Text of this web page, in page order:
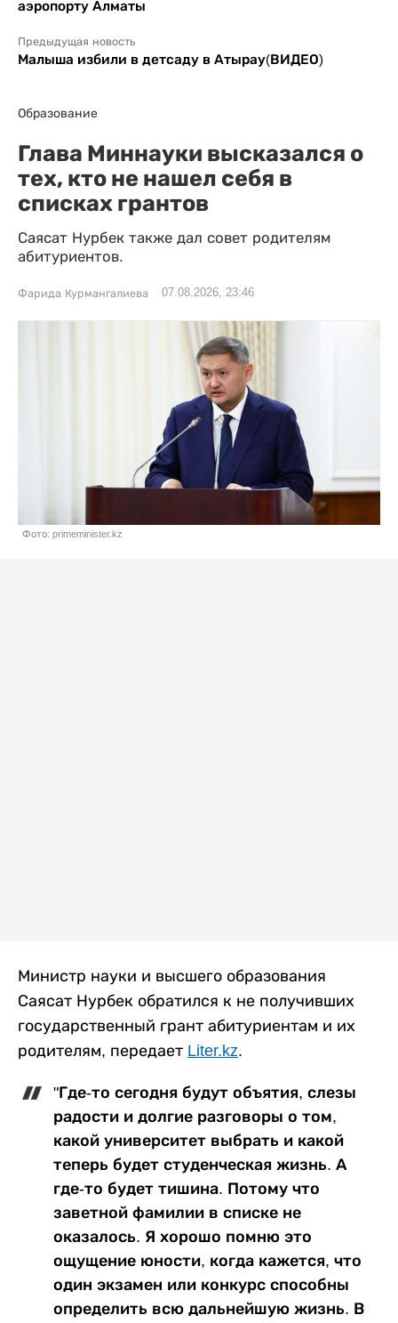
аэропорту Алматы
Предыдущая новость
Малыша избили в детсаду в Атырау(ВИДЕО)
Образование
Глава Миннауки высказался о
тех, кто не нашел себя в
списках грантов
Саясат Нурбек также дал совет родителям
абитуриентов.
Фарида Курмангалиева 07.08.2026, 23:46
Фото: primeminister.kz
Министр науки и высшего образования
Саясат Нурбек обратился к не получивших
государственный грант абитуриентам и их
родителям, передает Liter.kz.
"Где-то сегодня будут объятия, слезы
радости и долгие разговоры о том,
какой университет выбрать и какой
теперь будет студенческая жизнь. А
где-то будет тишина. Потому что
заветной фамилии в списке не
оказалось. Я хорошо помню это
ощущение юности, когда кажется, что
один экзамен или конкурс способны
определить всю дальнейшую жизнь. В